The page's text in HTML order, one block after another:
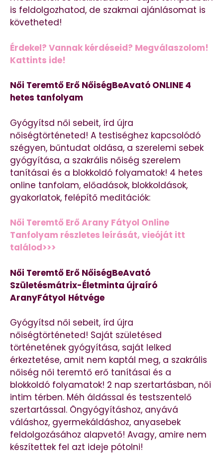
is feldolgozhatod, de szakmai ajánlásomat is
követheted!
Érdekel? Vannak kérdéseid? Megválaszolom!
Kattints ide!
Női Teremtő Erő NőiségBeAvató ONLINE 4
hetes tanfolyam
Gyógyítsd női sebeit, írd újra
nőiségtörténeted! A testiséghez kapcsolódó
szégyen, bűntudat oldása, a szerelemi sebek
gyógyítása, a szakrális nőiség szerelem
tanításai és a blokkoldó folyamatok! 4 hetes
online tanfolam, előadások, blokkoldások,
gyakorlatok, felépítő meditációk:
Női Teremtő Erő Arany Fátyol Online
Tanfolyam részletes leírását, vieóját itt
találod>>>
Női Teremtő Erő NőiségBeAvató
Születésmátrix-Életminta újraíró
AranyFátyol Hétvége
Gyógyítsd női sebeit, írd újra
nőiségtörténeted! Saját születésed
történetének gyógyítása, saját lelked
érkeztetése, amit nem kaptál meg, a szakrális
nőiség női teremtő erő tanításai és a
blokkoldó folyamatok! 2 nap szertartásban, női
intim térben. Méh áldással és testszentelő
szertartással. Öngyógyításhoz, anyává
váláshoz, gyermekáldáshoz, anyasebek
feldolgozásához alapvető! Avagy, amire nem
készítettek fel azt ideje pótolni!